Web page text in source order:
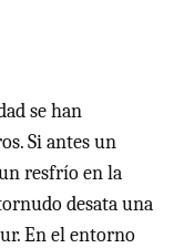
se han
Si antes un
resfrío en la
desata una
En el entorno